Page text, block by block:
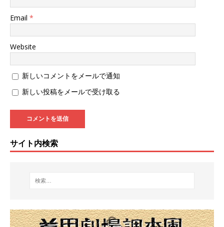
Email *
Website
新しいコメントをメールで通知
新しい投稿をメールで受け取る
サイト内検索